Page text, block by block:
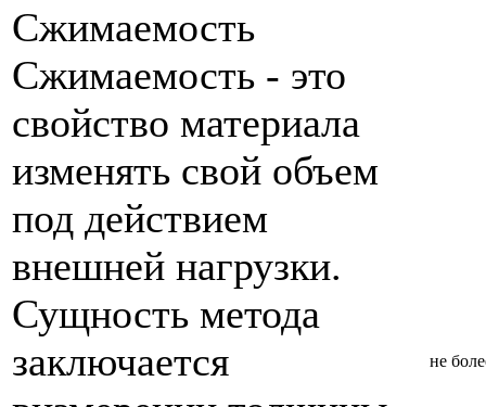
Сжимаемость
Сжимаемость - это
свойство материала
изменять свой объем
под действием
внешней нагрузки.
Сущность метода
заключается
не